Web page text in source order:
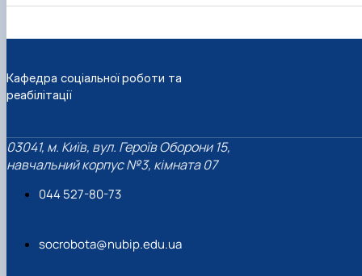
Кафедра соціальної роботи та
реабілітації
03041, м. Київ, вул. Героїв Оборони 15,
навчальний корпус №3, кімната 07
044 527-80-73
socrobota@nubip.edu.ua